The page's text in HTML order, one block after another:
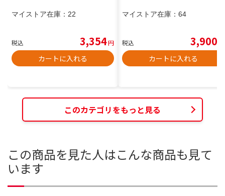
マイストア在庫： 22
税込 3,354円
カートに入れる
マイストア在庫： 64
税込 3,900
カートに入れる
このカテゴリをもっと見る
この商品を見た人はこんな商品も見て
います